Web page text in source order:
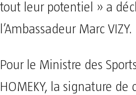
tout leur potentiel » a
l’Ambassadeur Marc VIZY.
Pour le Ministre des
HOMEKY, la signature de